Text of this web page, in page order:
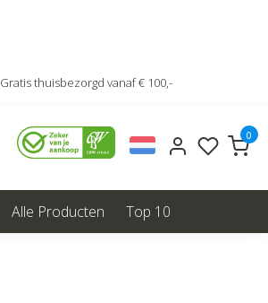
Gratis thuisbezorgd vanaf € 100,-
0
Alle Producten Top 10